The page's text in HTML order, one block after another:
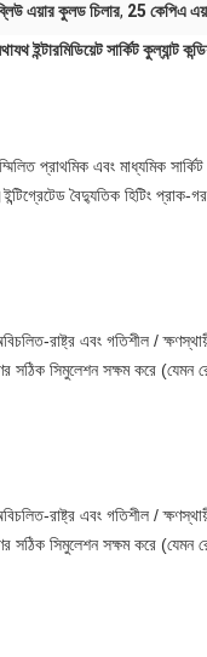
এয়ার কুলড চিলার, 25 কেপিএ
ইন্টারমিডিয়েট সার্কিট কুল্যান্ট
প্রাথমিক এবং মাধ্যমিক
বৈদ্যুতিক হিটিং প্রাক-
রাষ্ট্র এবং গতিশীল /
সঠিক সিমুলেশন সক্ষম করে (যেমন
রাষ্ট্র এবং গতিশীল /
সঠিক সিমুলেশন সক্ষম করে (যেমন